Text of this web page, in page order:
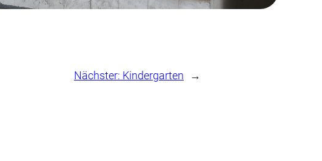
Nächster: Kindergarten →